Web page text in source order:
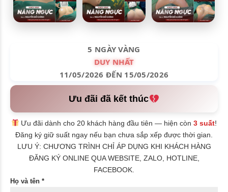
5 NGÀY VÀNG
DUY NHẤT
11/05/2026 ĐẾN 15/05/2026
Ưu đãi đã kết thúc
Ưu đãi dành cho 20 khách hàng đầu tiên — hiện còn3 suất!
Đăng ký giữ suất ngay nếu bạn chưa sắp xếp được thời gian.
LƯU Ý: CHƯƠNG TRÌNH CHỈ ÁP DỤNG KHI KHÁCH HÀNG
ĐĂNG KÝ ONLINE QUA WEBSITE, ZALO, HOTLINE,
FACEBOOK.
Họ và tên *